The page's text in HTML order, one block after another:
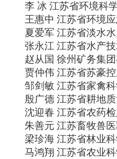
李 冰 江苏省环境科
王惠中 江苏省环境应
夏爱军 江苏省淡水水
张永江 江苏省水产技
赵从国 徐州矿务集团
贾仲伟 江苏省苏豪控
邹剑敏 江苏省家禽科
殷广德 江苏省耕地质
沈迎春 江苏省农药检
朱善元 江苏畜牧兽医
梁珍海 江苏省林业科
马鸿翔 江苏省农业科